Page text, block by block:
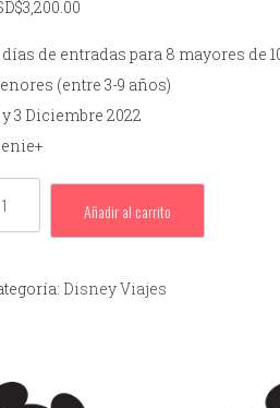
3,200.00
días de entradas para 8 mayores de
(entre 3-9 años)
y 3 Diciembre 2022
Añadir al carrito
Disney Viajes